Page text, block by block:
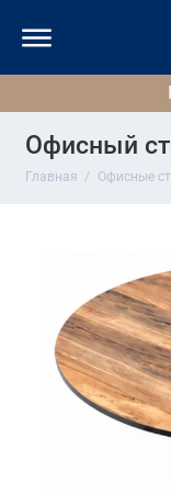
Офисный
Главная Офисные